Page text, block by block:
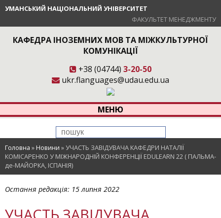
УМАНСЬКИЙ НАЦІОНАЛЬНИЙ УНІВЕРСИТЕТ
ФАКУЛЬТЕТ МЕНЕДЖМЕНТУ
КАФЕДРА ІНОЗЕМНИХ МОВ ТА МІЖКУЛЬТУРНОЇ
КОМУНІКАЦІЇ
+38 (04744) 3-20-50
ukr.flanguages@udau.edu.ua
МЕНЮ
Головна »Новини »УЧАСТЬ ЗАВІДУВАЧА КАФЕДРИ НАТАЛІЇ
КОМІСАРЕНКО У МІЖНАРОДНІЙ КОНФЕРЕНЦІЇ EDULEARN 22 ( ПАЛЬМА-
де-МАЙОРКА, ІСПАНІЯ)
Остання редакція: 15 липня 2022